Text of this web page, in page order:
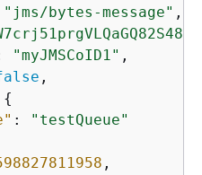
"jms/bytes-message" ,
"myJMSCoID1" ,
,
{
:
"testQueue"
,